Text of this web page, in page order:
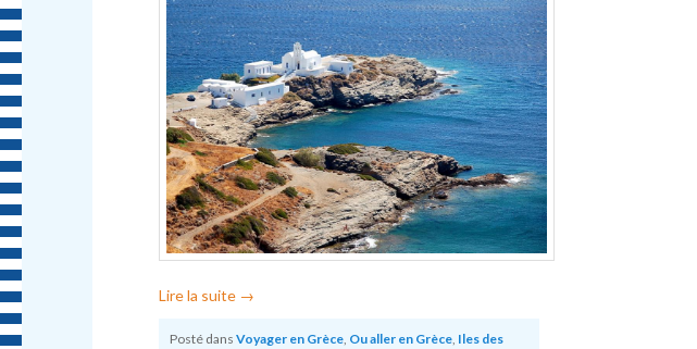
Lire la suite →
Posté dans Voyager en Grèce, Ou aller en Grèce, Iles des